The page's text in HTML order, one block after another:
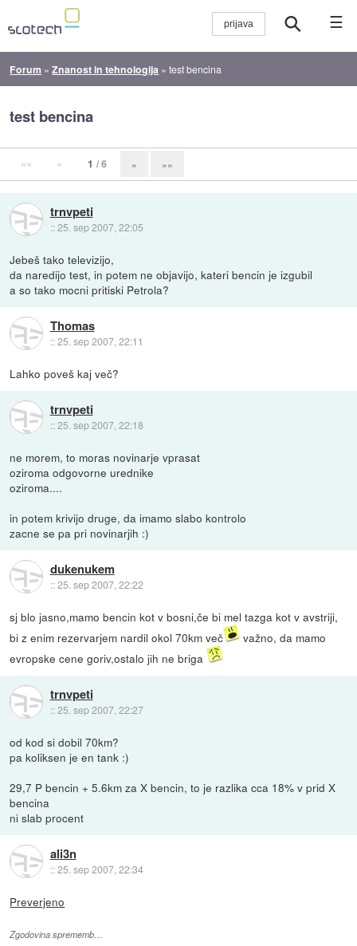
☰
Forum »Znanost in tehnologija »test bencina
test bencina
«« « 1 / 6 » »»
trnvpeti
::25. sep 2007, 22:05
Jebeš tako televizijo,
da naredijo test, in potem ne objavijo, kateri bencin je izgubil
a so tako mocni pritiski Petrola?
Thomas
::25. sep 2007, 22:11
Lahko poveš kaj več?
trnvpeti
::25. sep 2007, 22:18
ne morem, to moras novinarje vprasat
oziroma odgovorne urednike
oziroma....
in potem krivijo druge, da imamo slabo kontrolo
zacne se pa pri novinarjih :)
dukenukem
::25. sep 2007, 22:22
sj blo jasno,mamo bencin kot v bosni,če bi mel tazga kot v avstriji,
bi z enim rezervarjem nardil okol 70km več
važno, da mamo
evropske cene goriv,ostalo jih ne briga
trnvpeti
::25. sep 2007, 22:27
od kod si dobil 70km?
pa koliksen je en tank :)
29,7 P bencin + 5.6km za X bencin, to je razlika cca 18% v prid X
bencina
ni slab procent
ali3n
::25. sep 2007, 22:34
Preverjeno
Zgodovina sprememb…